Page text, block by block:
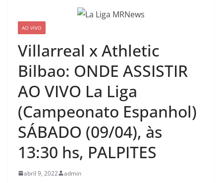
AO VIVO
Villarreal x Athletic
Bilbao: ONDE ASSISTIR
AO VIVO La Liga
(Campeonato Espanhol)
SÁBADO (09/04), às
13:30 hs, PALPITES
abril 9, 2022 admin